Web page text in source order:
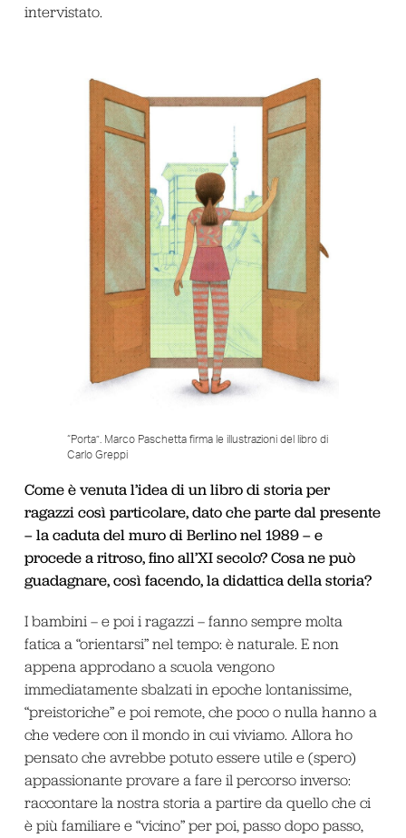
intervistato.
“Porta”. Marco Paschetta firma le illustrazioni del libro di
Carlo Greppi
Come è venuta l’idea di un libro di storia per
ragazzi così particolare, dato che parte dal presente
– la caduta del muro di Berlino nel 1989 – e
procede a ritroso, fino all’XI secolo? Cosa ne può
guadagnare, così facendo, la didattica della storia?
I bambini – e poi i ragazzi – fanno sempre molta
fatica a “orientarsi” nel tempo: è naturale. E non
appena approdano a scuola vengono
immediatamente sbalzati in epoche lontanissime,
“preistoriche” e poi remote, che poco o nulla hanno a
che vedere con il mondo in cui viviamo. Allora ho
pensato che avrebbe potuto essere utile e (spero)
appassionante provare a fare il percorso inverso:
raccontare la nostra storia a partire da quello che ci
è più familiare e “vicino” per poi, passo dopo passo,